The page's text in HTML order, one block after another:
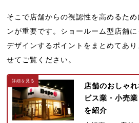
そこで店舗からの視認性を高めるた
ンが重要です。ショールーム型店舗
デザインするポイントをまとめてあ
せてご覧ください。
店舗のおしゃ
ビス業・小売
を紹介